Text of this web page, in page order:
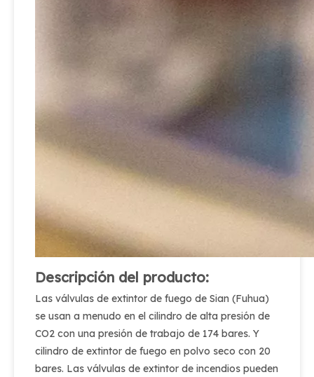
Descripción del producto:
Las válvulas de extintor de fuego de Sian (Fuhua)
se usan a menudo en el cilindro de alta presión de
CO2 con una presión de trabajo de 174 bares. Y
cilindro de extintor de fuego en polvo seco con 20
bares. Las válvulas de extintor de incendios pueden